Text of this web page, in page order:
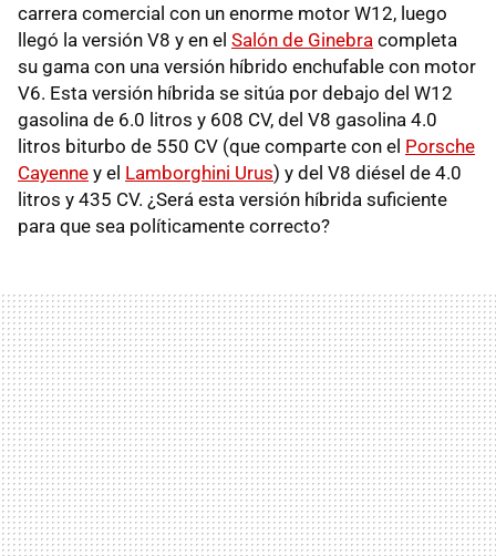
carrera comercial con un enorme motor W12, luego
llegó la versión V8 y en el Salón de Ginebra completa
su gama con una versión híbrido enchufable con motor
V6. Esta versión híbrida se sitúa por debajo del W12
gasolina de 6.0 litros y 608 CV, del V8 gasolina 4.0
litros biturbo de 550 CV (que comparte con el Porsche
Cayenne y el Lamborghini Urus) y del V8 diésel de 4.0
litros y 435 CV. ¿Será esta versión híbrida suficiente
para que sea políticamente correcto?